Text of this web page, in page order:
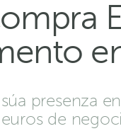
presenza
de